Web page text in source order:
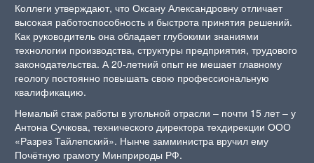
Коллеги утверждают, что Оксану Александровну отличает
высокая работоспособность и быстрота принятия решений.
Как руководитель она обладает глубокими знаниями
технологии производства, структуры предприятия, трудового
законодательства. А 20-летний опыт не мешает главному
геологу постоянно повышать свою профессиональную
квалификацию.
Немалый стаж работы в угольной отрасли – почти 15 лет – у
Антона Сучкова, технического директора техдирекции ООО
«Разрез Тайлепский». Нынче замминистра вручил ему
Почётную грамоту Минприроды РФ.